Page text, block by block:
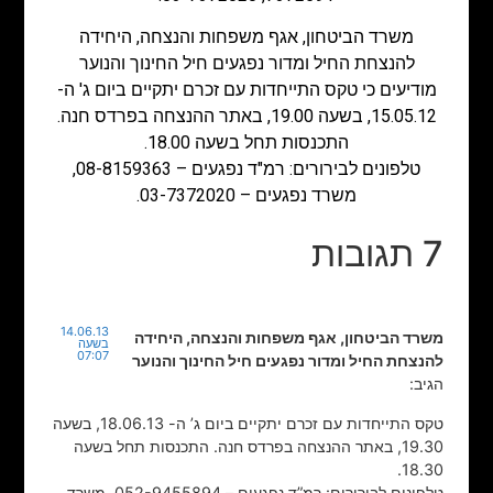
משרד הביטחון, אגף משפחות והנצחה, היחידה
להנצחת החיל ומדור נפגעים חיל החינוך והנוער
מודיעים כי טקס התייחדות עם זכרם יתקיים ביום ג' ה-
15.05.12, בשעה 19.00, באתר ההנצחה בפרדס חנה.
התכנסות תחל בשעה 18.00.
טלפונים לבירורים: רמ"ד נפגעים – 08-8159363,
משרד נפגעים – 03-7372020.
7 תגובות
משרד הביטחון, אגף משפחות והנצחה, היחידה
להנצחת החיל ומדור נפגעים חיל החינוך והנוער
הגיב:
14.06.13
בשעה
07:07
טקס התייחדות עם זכרם יתקיים ביום ג’ ה- 18.06.13, בשעה
19.30, באתר ההנצחה בפרדס חנה. התכנסות תחל בשעה
18.30.